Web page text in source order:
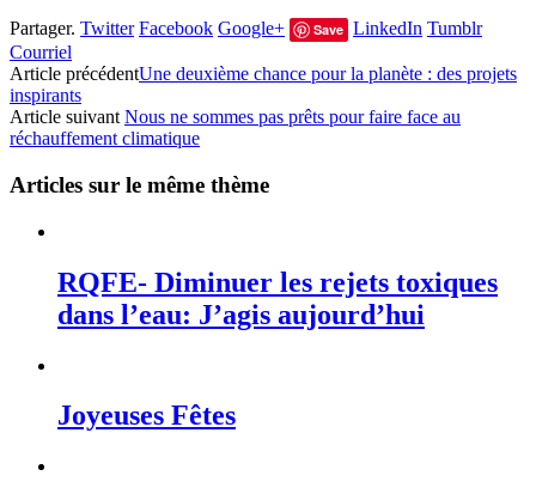
Partager. Twitter Facebook Google+ Save LinkedIn Tumblr
Courriel
Article précédentUne deuxième chance pour la planète : des projets
inspirants
Article suivant Nous ne sommes pas prêts pour faire face au
réchauffement climatique
Articles sur le même thème
RQFE- Diminuer les rejets toxiques
dans l’eau: J’agis aujourd’hui
Joyeuses Fêtes